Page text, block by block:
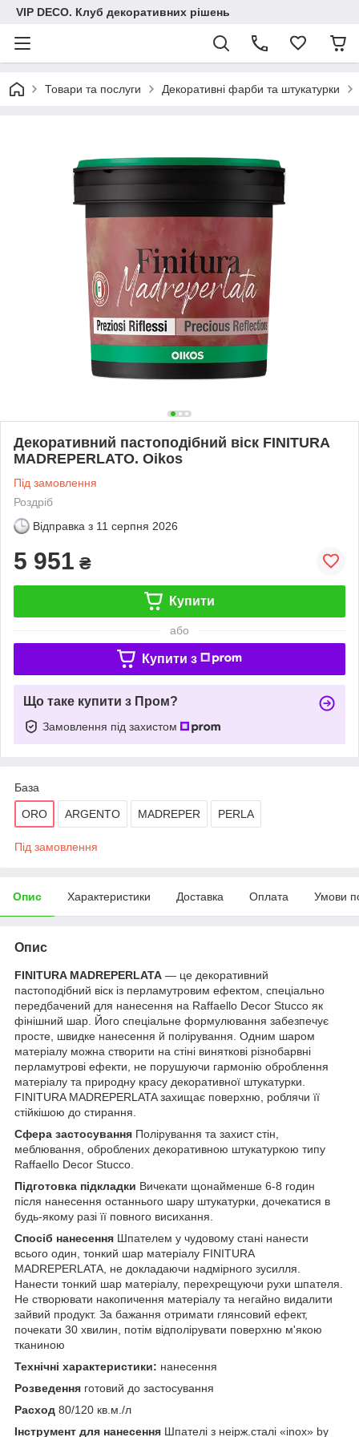
VIP DECO. Клуб декоративних рішень
Товари та послуги Декоративні фарби та штукатурки
Декоративний пастоподібний віск FINITURA
MADREPERLATO. Oikos
Під замовлення
Роздріб
Відправка з 11 серпня 2026
5 951 ₴
Купити
або
Купити з
Що таке купити з Пром?
Замовлення під захистом
База
ORO ARGENTO MADREPER PERLA
Під замовлення
Опис Характеристики Доставка Оплата Умови
Опис
FINITURA MADREPERLATA — це декоративний
пастоподібний віск із перламутровим ефектом, спеціально
передбачений для нанесення на Raffaello Decor Stucco як
фінішний шар. Його спеціальне формулювання забезпечує
просте, швидке нанесення й полірування. Одним шаром
матеріалу можна створити на стіні виняткові різнобарвні
перламутрові ефекти, не порушуючи гармонію оброблення
матеріалу та природну красу декоративної штукатурки.
FINITURA MADREPERLATA захищає поверхню, роблячи її
стійкішою до стирання.
Сфера застосування Полірування та захист стін,
меблювання, оброблених декоративною штукатуркою типу
Raffaello Decor Stucco.
Підготовка підкладки Вичекати щонайменше 6-8 годин
після нанесення останнього шару штукатурки, дочекатися в
будь-якому разі її повного висихання.
Спосіб нанесення Шпателем у чудовому стані нанести
всього один, тонкий шар матеріалу FINITURA
MADREPERLATA, не докладаючи надмірного зусилля.
Нанести тонкий шар матеріалу, перехрещуючи рухи шпателя.
Не створювати накопичення матеріалу та негайно видалити
зайвий продукт. За бажання отримати глянсовий ефект,
почекати 30 хвилин, потім відполірувати поверхню м'якою
тканиною
Технічні характеристики: нанесення
Розведення готовий до застосування
Расход 80/120 кв.м./л
Інструмент для нанесення Шпателі з неірж.сталі «inox» by